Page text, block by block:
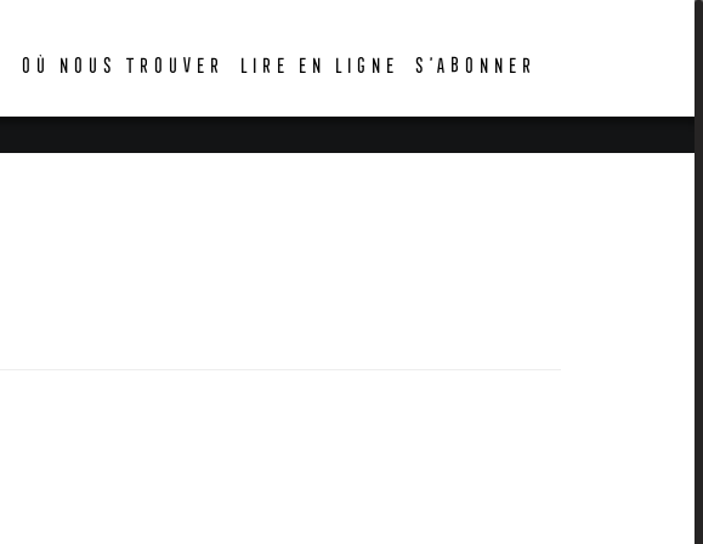
OÙ NOUS TROUVER LIRE EN LIGNE S’ABONNER